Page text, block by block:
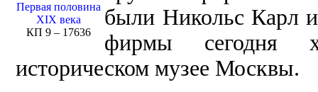
Первая половина
XIX века
КП 9 – 17636
были Никольс Карл
фирмы сегодня
историческом музее Москвы.